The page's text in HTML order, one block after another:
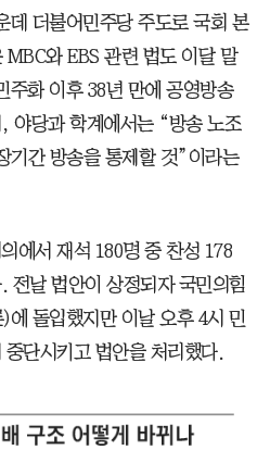
데 더불어민주당 주도로 국회 본
와 EBS 관련 법도 이달 말
주화 이후 38년 만에 공영방송
야당과 학계에서는 “방송 노조
기간 방송을 통제할 것”이라는
에서 재석 180명 중 찬성 178
전날 법안이 상정되자 국민의힘
에 돌입했지만 이날 오후 4시 민
단시키고 법안을 처리했다.